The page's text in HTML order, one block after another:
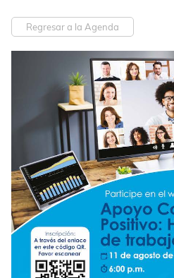
Regresar a la Agenda